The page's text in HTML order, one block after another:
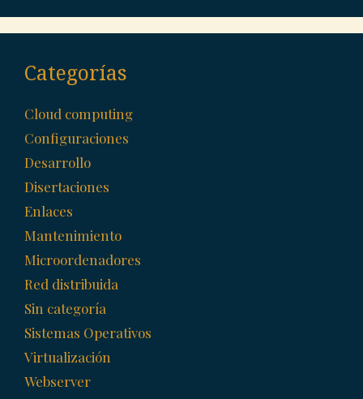
Categorías
Cloud computing
Configuraciones
Desarrollo
Disertaciones
Enlaces
Mantenimiento
Microordenadores
Red distribuida
Sin categoría
Sistemas Operativos
Virtualización
Webserver